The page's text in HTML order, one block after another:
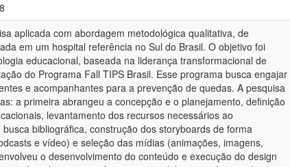
aplicada com abordagem metodológica qualitativa, de
em um hospital referência no Sul do Brasil. O objetivo foi
educacional, baseada na liderança transformacional de
do Programa Fall TIPS Brasil. Esse programa busca engajar
e acompanhantes para a prevenção de quedas. A pesquisa
a primeira abrangeu a concepção e o planejamento, definição
levantamento dos recursos necessários ao
bibliográfica, construção dos storyboards de forma
e vídeo) e seleção das mídias (animações, imagens,
o desenvolvimento do conteúdo e execução do design